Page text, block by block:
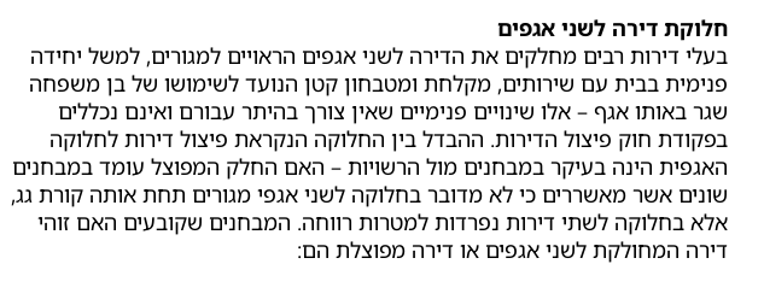
חלוקת דירה לשני אגפים
בעלי דירות רבים מחלקים את הדירה לשני אגפים הראויים למגורים, למשל יחידה
פנימית בבית עם שירותים, מקלחת ומטבחון קטן הנועד לשימושו של בן משפחה
שגר באותו אגף – אלו שינויים פנימיים שאין צורך בהיתר עבורם ואינם נכללים
בפקודת חוק פיצול הדירות. ההבדל בין החלוקה הנקראת פיצול דירות לחלוקה
האגפית הינה בעיקר במבחנים מול הרשויות – האם החלק המפוצל עומד במבחנים
שונים אשר מאשררים כי לא מדובר בחלוקה לשני אגפי מגורים תחת אותה קורת גג,
אלא בחלוקה לשתי דירות נפרדות למטרות רווחה. המבחנים שקובעים האם זוהי
דירה המחולקת לשני אגפים או דירה מפוצלת הם: